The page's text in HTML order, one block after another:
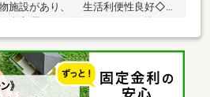
物施設があり、 生活利便性良好◇
チンに「勝手口」有 → 浴室に
２Wayで便利な生活動線